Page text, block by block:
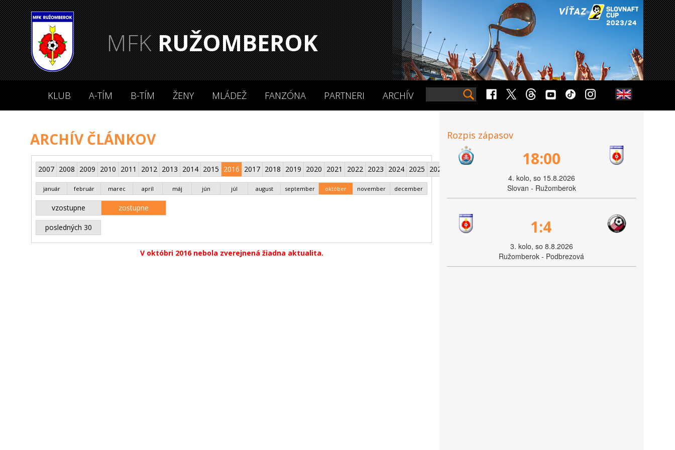
MFKRUŽOMBEROK
KLUB A-TÍM B-TÍM ŽENY MLÁDEŽ FANZÓNA PARTNERI ARCHÍV
ARCHÍV ČLÁNKOV
2007 2008 2009 2010 2011 2012 2013 2014 2015 2016 2017 2018 2019 2020 2021 2022 2023 2024 2025 2026
január február marec apríl máj jún júl august september október november december
vzostupne zostupne
posledných 30
V októbri 2016 nebola zverejnená žiadna aktualita.
Rozpis zápasov
18:00
4. kolo, so 15.8.2026
Slovan - Ružomberok
1:4
3. kolo, so 8.8.2026
Ružomberok - Podbrezová